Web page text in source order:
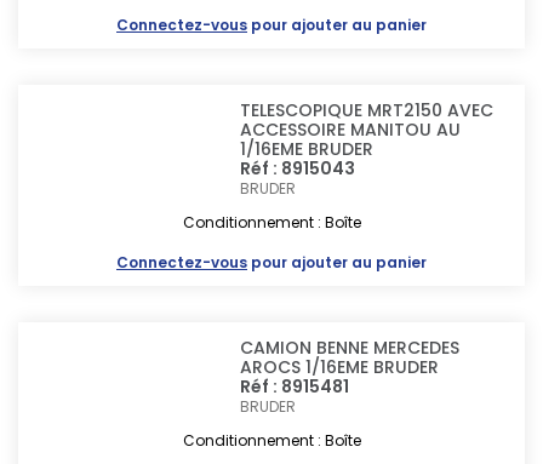
Connectez-vous pour ajouter au panier
TELESCOPIQUE MRT2150 AVEC
ACCESSOIRE MANITOU AU
1/16EME BRUDER
Réf : 8915043
BRUDER
Conditionnement : Boîte
Connectez-vous pour ajouter au panier
CAMION BENNE MERCEDES
AROCS 1/16EME BRUDER
Réf : 8915481
BRUDER
Conditionnement : Boîte